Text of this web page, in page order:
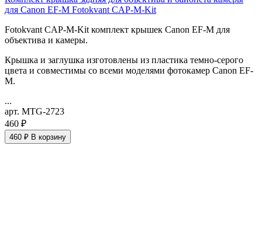
для Canon EF-M Fotokvant CAP-M-Kit
Fotokvant CAP-M-Kit комплект крышек Canon EF-M для
объектива и камеры.
Крышка и заглушка изготовлены из пластика темно-серого
цвета и совместимы со всеми моделями фотокамер Canon EF-
M.
...
арт. MTG-2723
460 ₽
460 ₽ В корзину